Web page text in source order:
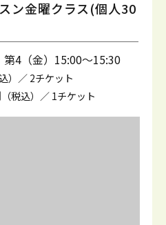
ン金曜クラス(個人30
第4（金）15:00～15:30
込）／ 2チケット
（税込）／ 1チケット